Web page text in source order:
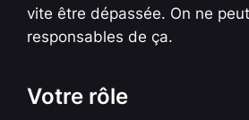
vite être dépassée. On ne
responsables de ça.
Votre rôle